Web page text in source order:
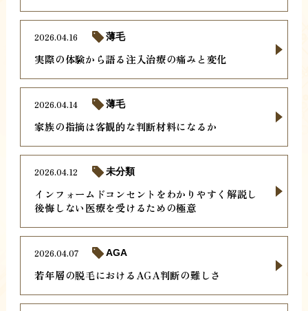
実際の体験から語る注入治療の痛みと変化
2026.04.16 薄毛
家族の指摘は客観的な判断材料になるか
2026.04.14 薄毛
インフォームドコンセントをわかりやすく解説し
後悔しない医療を受けるための極意
2026.04.12 未分類
若年層の脱毛におけるAGA判断の難しさ
2026.04.07 AGA